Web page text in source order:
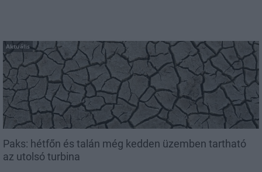
Aktuális
Paks: hétfőn és talán még kedden üzemben tartható
az utolsó turbina